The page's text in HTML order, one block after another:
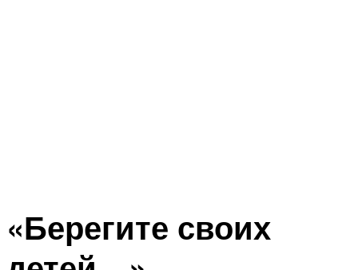
«Берегите своих